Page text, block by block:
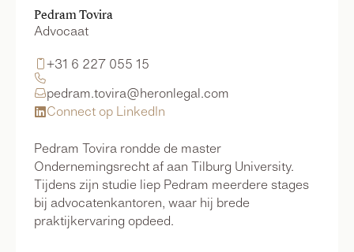
Pedram Tovira
Advocaat
+31 6 227 055 15

pedram.tovira@heronlegal.com
 Connect op LinkedIn
Pedram Tovira rondde de master
Ondernemingsrecht af aan Tilburg University.
Tijdens zijn studie liep Pedram meerdere stages
bij advocatenkantoren, waar hij brede
praktijkervaring opdeed.